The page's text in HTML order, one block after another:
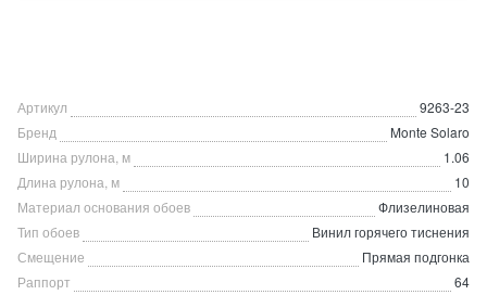
Артикул
9263-23
Бренд
Monte Solaro
Ширина рулона, м
1.06
Длина рулона, м
10
Материал основания обоев
Флизелиновая
Тип обоев
Винил горячего тиснения
Смещение
Прямая подгонка
Раппорт
64